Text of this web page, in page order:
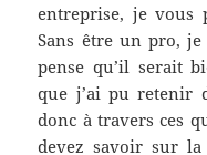
entreprise, je vous
Sans être un pro,
pense qu’il serait
que j’ai pu retenir
donc à travers ces
devez savoir sur